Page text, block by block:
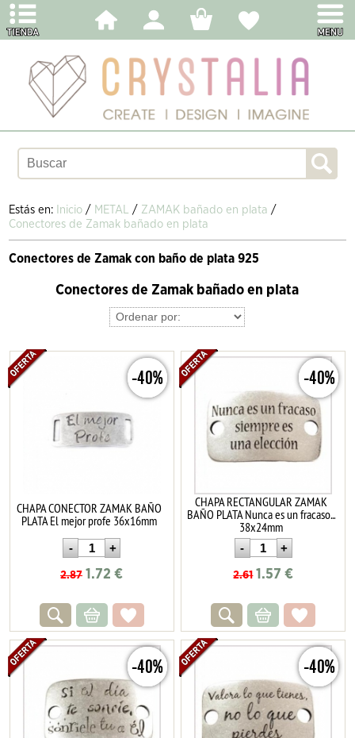
Estás en: Inicio / METAL / ZAMAK bañado en plata /
Conectores de Zamak bañado en plata
Conectores de Zamak con baño de plata 925
Conectores de Zamak bañado en plata
-40%
CHAPA CONECTOR ZAMAK BAÑO
PLATA El mejor profe 36x16mm
2.87 1.72 €
-40%
CHAPA RECTANGULAR ZAMAK
BAÑO PLATA Nunca es un fracaso...
38x24mm
2.61 1.57 €
-40% -40%